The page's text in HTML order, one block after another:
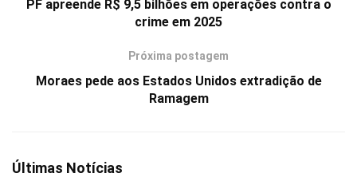
PF apreende R$ 9,5 bilhões em operações contra o
crime em 2025
Próxima postagem
Moraes pede aos Estados Unidos extradição de
Ramagem
Últimas Notícias